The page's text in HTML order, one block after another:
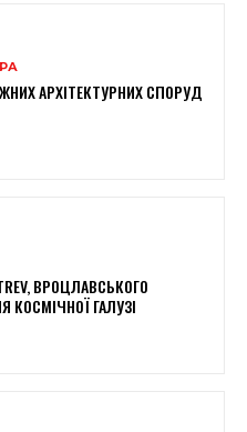
АРХІТЕКТУРНИХ СПОРУД
ВРОЦЛАВСЬКОГО
КОСМІЧНОЇ ГАЛУЗІ